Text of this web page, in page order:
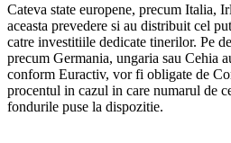
Cateva state europene, precum Italia,
aceasta prevedere si au distribuit cel
catre investitiile dedicate tinerilor. Pe
precum Germania, ungaria sau Cehia
conform Euractiv, vor fi obligate de
procentul in cazul in care numarul de
fondurile puse la dispozitie.